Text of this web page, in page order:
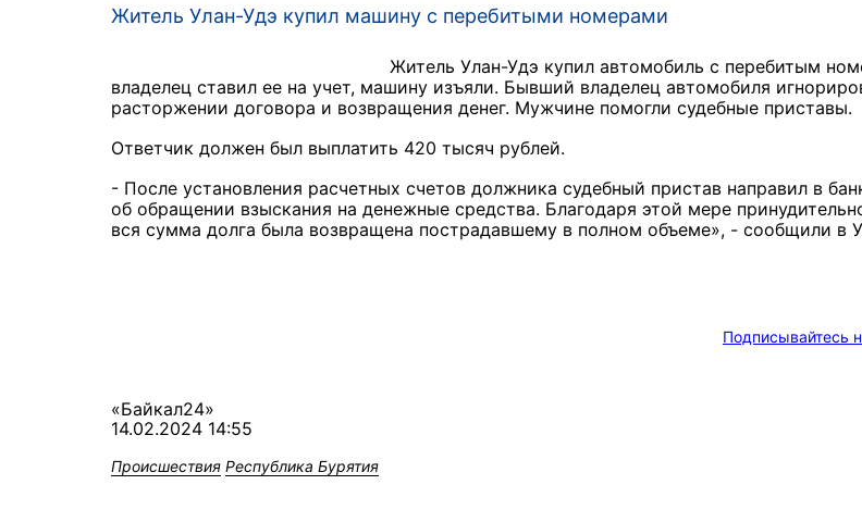
Житель Улан-Удэ купил машину с перебитыми номерами
Житель Улан-Удэ купил автомобиль с перебитым
владелец ставил ее на учет, машину изъяли. Бывший владелец автомобиля
расторжении договора и возвращения денег. Мужчине помогли судебные приставы.
Ответчик должен был выплатить 420 тысяч рублей.
- После установления расчетных счетов должника судебный пристав направил в
об обращении взыскания на денежные средства. Благодаря этой мере
вся сумма долга была возвращена пострадавшему в полном объеме», - сообщили в
Подписывайтесь
«Байкал24»
14.02.2024 14:55
Происшествия Республика Бурятия